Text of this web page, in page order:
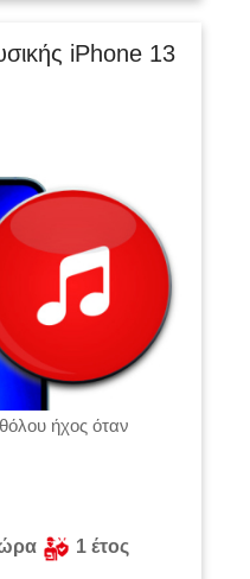
iPhone 13
ήχος όταν
1 έτος